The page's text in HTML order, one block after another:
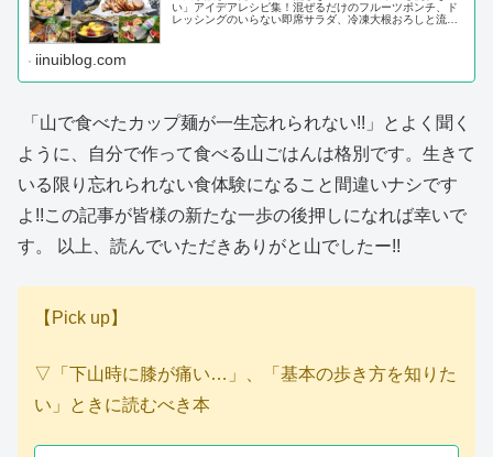
い」アイデアレシピ集！混ぜるだけのフルーツポンチ、ド
レッシングのいらない即席サラダ、冷凍大根おろしと流水
iinuiblog.com
「山で食べたカップ麺が一生忘れられない!!」とよく聞く
ように、自分で作って食べる山ごはんは格別です。生きて
いる限り忘れられない食体験になること間違いナシです
よ!!この記事が皆様の新たな一歩の後押しになれば幸いで
す。 以上、読んでいただきありがと山でしたー!!
【Pick up】
▽「下山時に膝が痛い…」、「基本の歩き方を知りた
い」ときに読むべき本